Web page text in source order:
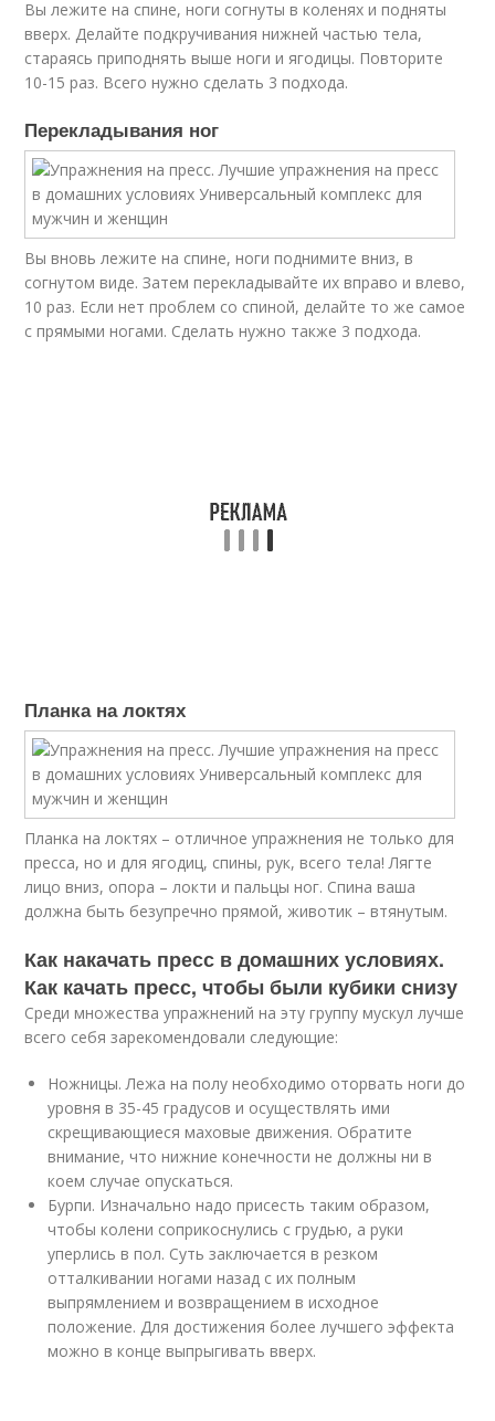
Вы лежите на спине, ноги согнуты в коленях и подняты
вверх. Делайте подкручивания нижней частью тела,
стараясь приподнять выше ноги и ягодицы. Повторите
10-15 раз. Всего нужно сделать 3 подхода.
Перекладывания ног
Вы вновь лежите на спине, ноги поднимите вниз, в
согнутом виде. Затем перекладывайте их вправо и влево,
10 раз. Если нет проблем со спиной, делайте то же самое
с прямыми ногами. Сделать нужно также 3 подхода.
Планка на локтях
Планка на локтях – отличное упражнения не только для
пресса, но и для ягодиц, спины, рук, всего тела! Лягте
лицо вниз, опора – локти и пальцы ног. Спина ваша
должна быть безупречно прямой, животик – втянутым.
Как накачать пресс в домашних условиях.
Как качать пресс, чтобы были кубики снизу
Среди множества упражнений на эту группу мускул лучше
всего себя зарекомендовали следующие:
Ножницы. Лежа на полу необходимо оторвать ноги до
уровня в 35-45 градусов и осуществлять ими
скрещивающиеся маховые движения. Обратите
внимание, что нижние конечности не должны ни в
коем случае опускаться.
Бурпи. Изначально надо присесть таким образом,
чтобы колени соприкоснулись с грудью, а руки
уперлись в пол. Суть заключается в резком
отталкивании ногами назад с их полным
выпрямлением и возвращением в исходное
положение. Для достижения более лучшего эффекта
можно в конце выпрыгивать вверх.